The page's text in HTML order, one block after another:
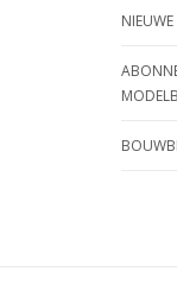
NIEUWE